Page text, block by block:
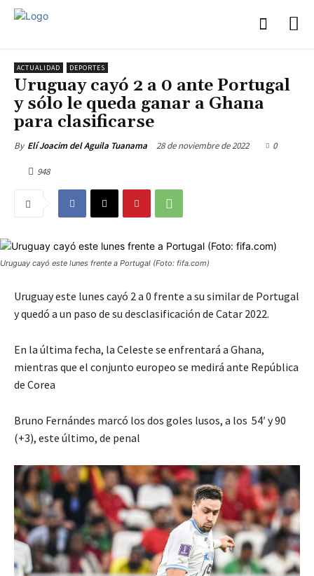
ACTUALIDAD DEPORTES
Uruguay cayó 2 a 0 ante Portugal
y sólo le queda ganar a Ghana
para clasificarse
By Elí Joacim del Aguila Tuanama 28 de noviembre de 2022 0
948
Uruguay cayó este lunes frente a Portugal (Foto: fifa.com)
Uruguay este lunes cayó 2 a 0 frente a su similar de Portugal
y quedó a un paso de su desclasificación de Catar 2022.
En la última fecha, la Celeste se enfrentará a Ghana,
mientras que el conjunto europeo se medirá ante República
de Corea
Bruno Fernándes marcó los dos goles lusos, a los 54′ y 90
(+3), este último, de penal